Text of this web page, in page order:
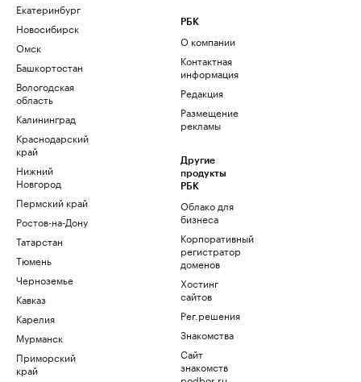
Екатеринбург
Новосибирск
Омск
Башкортостан
Вологодская
область
Калининград
Краснодарский
край
Нижний
Новгород
Пермский край
Ростов-на-Дону
Татарстан
Тюмень
Черноземье
Кавказ
Карелия
Мурманск
Приморский
край
РБК
О компании
Контактная
информация
Редакция
Размещение
рекламы
Другие
продукты
РБК
Облако для
бизнеса
Корпоративный
регистратор
доменов
Хостинг
сайтов
Рег.решения
Знакомства
Сайт
знакомств